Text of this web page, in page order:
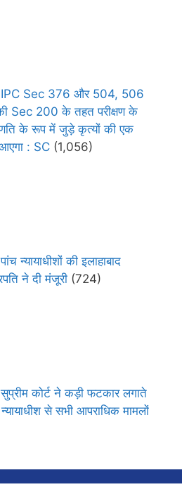
IPC Sec 376 और 504, 506
Sec 200 के तहत परीक्षण के
के रूप में जुड़े कृत्यों की एक
: SC (1,056)
पांच न्यायाधीशों की इलाहाबाद
ने दी मंजूरी (724)
सुप्रीम कोर्ट ने कड़ी फटकार लगाते
न्यायाधीश से सभी आपराधिक मामलों